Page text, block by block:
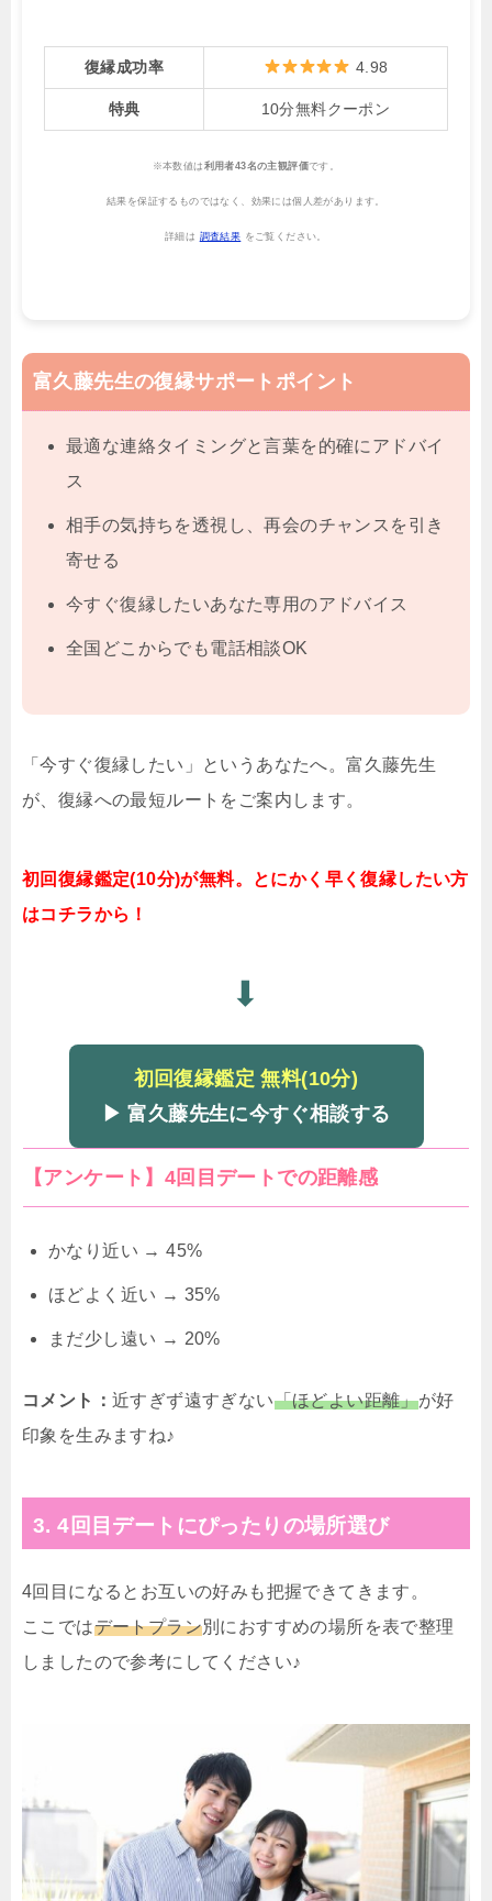
復縁成功率 4.98
特典 10分無料クーポン
※本数値は 利用者43名の主観評価です。
結果を保証するものではなく、効果には個人差があります。
詳細は 調査結果 をご覧ください。
富久藤先生の復縁サポートポイント
最適な連絡タイミングと言葉を的確にアドバイ
ス
相手の気持ちを透視し、再会のチャンスを引き
寄せる
今すぐ復縁したいあなた専用のアドバイス
全国どこからでも電話相談OK
「今すぐ復縁したい」というあなたへ。富久藤先生
が、復縁への最短ルートをご案内します。
初回復縁鑑定(10分)が無料。とにかく早く復縁したい方
はコチラから！
⬇
初回復縁鑑定 無料(10分)
▶ 富久藤先生に今すぐ相談する
【アンケート】4回目デートでの距離感
かなり近い → 45%
ほどよく近い → 35%
まだ少し遠い → 20%
コメント： 近すぎず遠すぎない「ほどよい距離」が好
印象を生みますね♪
3. 4回目デートにぴったりの場所選び
4回目になるとお互いの好みも把握できてきます。
ここではデートプラン別におすすめの場所を表で整理
しましたので参考にしてください♪